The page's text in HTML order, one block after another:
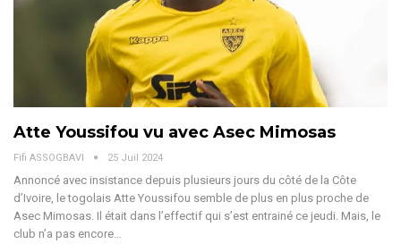
Atte Youssifou vu avec Asec Mimosas
Fifi ASSOGBAVI 25 Juil 2024
Annoncé avec insistance depuis plusieurs jours du côté de la Côte
d’Ivoire, le togolais Atte Youssifou semble de plus en plus proche de
Asec Mimosas. Il était dans l’effectif qui s’est entrainé ce jeudi. Mais, le
club n’a pas encore…